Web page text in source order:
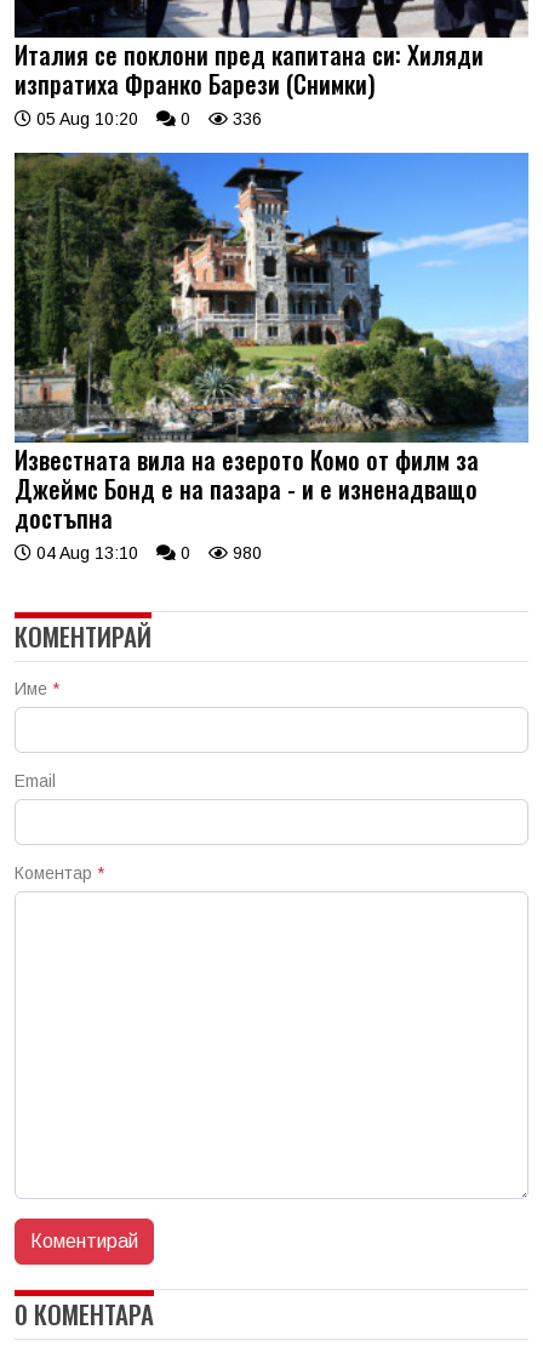
Италия се поклони пред капитана си: Хиляди
изпратиха Франко Барези (Снимки)
05 Aug 10:20 0 336
Известната вила на езерото Комо от филм за
Джеймс Бонд е на пазара - и е изненадващо
достъпна
04 Aug 13:10 0 980
КОМЕНТИРАЙ
Име *
Email
Коментар *
0 КОМЕНТАРА